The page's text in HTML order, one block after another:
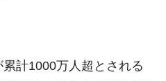
計1000万人超とされる